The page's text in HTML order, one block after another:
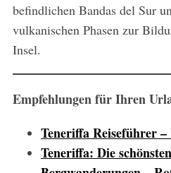
befindlichen Bandas del Sur
vulkanischen Phasen zur
Insel.
Empfehlungen für Ihren
Teneriffa Reiseführer
Teneriffa: Die